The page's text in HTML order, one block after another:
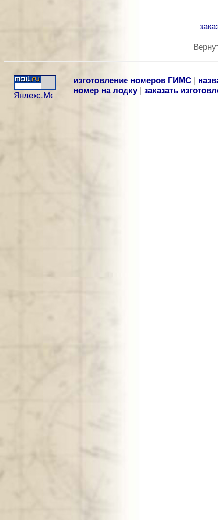
изготовление номеров ГИМС |
номер на лодку | заказать